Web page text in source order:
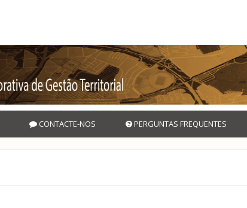
CONTACTE-NOS PERGUNTAS FREQUENTES